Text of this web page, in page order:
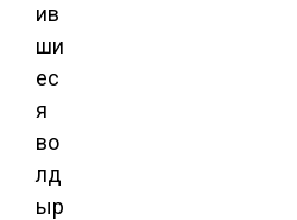
ив
ши
ес
я
во
лд
ыр